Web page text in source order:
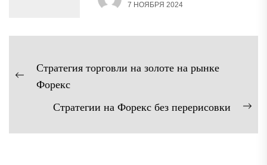
7 НОЯБРЯ 2024
Навигация
по
записям
Предыдущая
Стратегия торговли на золоте на рынке
Форекс
Стратегии на Форекс без перерисовки